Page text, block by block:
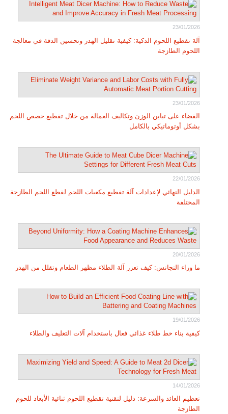
23/01/2026
آلة تقطيع اللحوم الذكية: كيفية تقليل الهدر وتحسين الدقة في معالجة
اللحوم الطازجة
23/01/2026
القضاء على تباين الوزن وتكاليف العمالة من خلال تقطيع حصص اللحم
بشكل أوتوماتيكي بالكامل
22/01/2026
الدليل النهائي لإعدادات آلة تقطيع مكعبات اللحم لقطع اللحم الطازجة
المختلفة
20/01/2026
ما وراء التجانس: كيف تعزز آلة الطلاء مظهر الطعام وتقلل من الهدر
19/01/2026
كيفية بناء خط طلاء غذائي فعال باستخدام آلات التغليف والطلاء
14/01/2026
تعظيم العائد والسرعة: دليل لتقنية تقطيع اللحوم ثنائية الأبعاد للحوم
الطازجة